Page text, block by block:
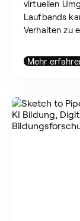
virtuellen
Laufbands
Verhalten zu
Mehr